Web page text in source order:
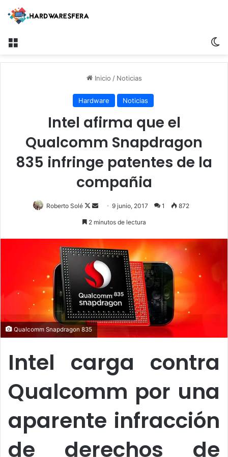
Inicio / Noticias
Hardware Noticias
Intel afirma que el
Qualcomm Snapdragon
835 infringe patentes de la
compañia
Roberto Solé
F
o
w
o
n
X
S
a
e
m
a
i
l
9 junio, 2017 1 872
2 minutos de lectura
Qualcomm Snapdragon 835
Intel carga contra
Qualcomm por una
aparente infracción
de derechos de